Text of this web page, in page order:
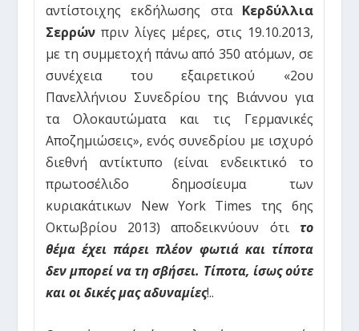
αντίστοιχης εκδήλωσης στα Κερδύλλια
Σερρών πριν λίγες μέρες, στις 19.10.2013,
με τη συμμετοχή πάνω από 350 ατόμων, σε
συνέχεια του εξαιρετικού «2ου
Πανελλήνιου Συνεδρίου της Βιάννου για
τα Ολοκαυτώματα και τις Γερμανικές
Αποζημιώσεις», ενός συνεδρίου με ισχυρό
διεθνή αντίκτυπο (είναι ενδεικτικό το
πρωτοσέλιδο δημοσίευμα των
κυριακάτικων New York Times της 6ης
Οκτωβρίου 2013) αποδεικνύουν ότι το
θέμα έχει πάρει πλέον φωτιά και τίποτα
δεν μπορεί να τη σβήσει. Τίποτα, ίσως ούτε
και οι δικές μας αδυναμίες!..